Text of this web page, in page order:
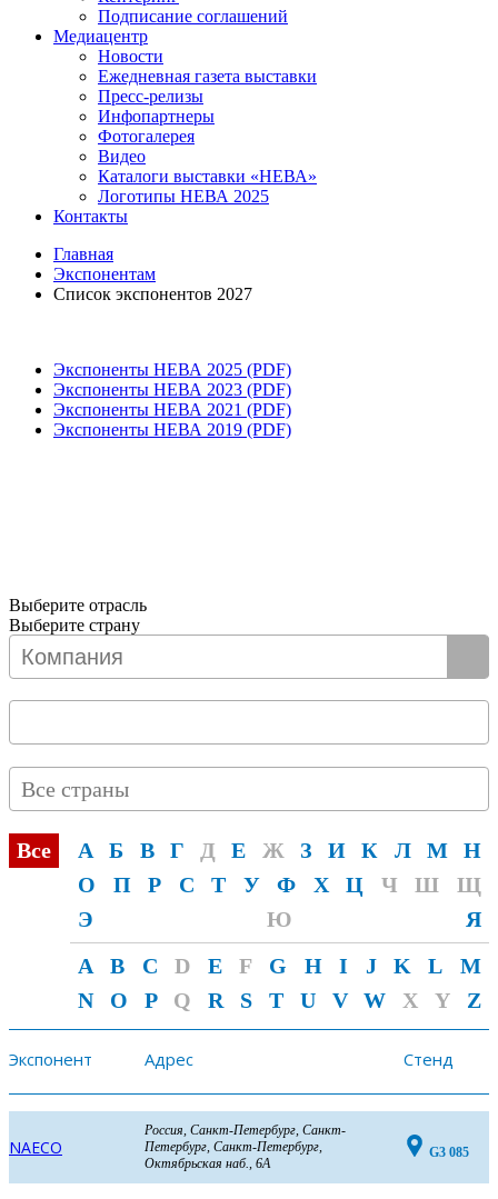
Подписание соглашений
Медиацентр
Новости
Ежедневная газета выставки
Пресс-релизы
Инфопартнеры
Фотогалерея
Видео
Каталоги выставки «НЕВА»
Логотипы НЕВА 2025
Контакты
Главная
Экспонентам
Список экспонентов 2027
Экспоненты НЕВА 2025 (PDF)
Экспоненты НЕВА 2023 (PDF)
Экспоненты НЕВА 2021 (PDF)
Экспоненты НЕВА 2019 (PDF)
Выберите отрасль
Выберите страну
Все страны
Все А Б В Г Д Е Ж З И К Л М
Н
О
П Р С Т У Ф Х Ц Ч Ш
Щ
Э
Ю
Я
A
B C D E F G H I J K L
M
N
O P Q R S T U V W X Y Z
Экспонент Адрес Стенд
NAECO
Россия, Санкт-Петербург, Санкт-
Петербург, Санкт-Петербург,
Октябрьская наб., 6А
G3 085